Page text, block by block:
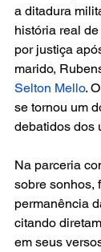
a ditadura
história real
por justiça
marido,
Selton Mello.
se tornou um
debatidos dos
Na parceria
sobre sonhos,
permanência
citando
em seus